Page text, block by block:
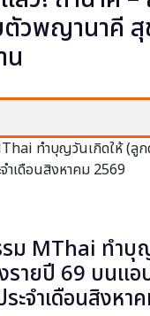
วพญานาคี สุ
น
ม MThai ทำบุ
รายปี 69 บนแอ
ะจำเดือนสิงหา